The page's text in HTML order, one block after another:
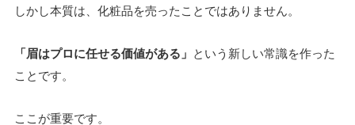
しかし本質は、化粧品を売ったことではありません。
「眉はプロに任せる価値がある」 という新しい常識を作った
ことです。
ここが重要です。